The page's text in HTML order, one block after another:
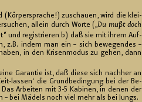
(Kör­per­spra­che!) zu­schau­en, wird die klei­
al­lein durch Worte („Du mußt doch
und re­gis­trie­ren b) daß sie mit ihrem Auf­
z.B. indem man ein – sich be­we­gen­des –
in den Kri­sen­mo­dus zu gehen, dann
Ga­ran­tie ist, daß diese sich nach­her an
las­sen‘ die Grund­be­din­gung bei der Be­
Ar­bei­ten mit 3-5 Ka­bi­nen, in denen der
bei Mä­dels noch viel mehr als bei Jungs.